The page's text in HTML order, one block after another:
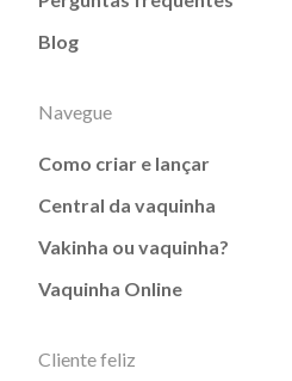
Blog
Navegue
Como criar e lançar
Central da vaquinha
Vakinha ou vaquinha?
Vaquinha Online
Cliente feliz